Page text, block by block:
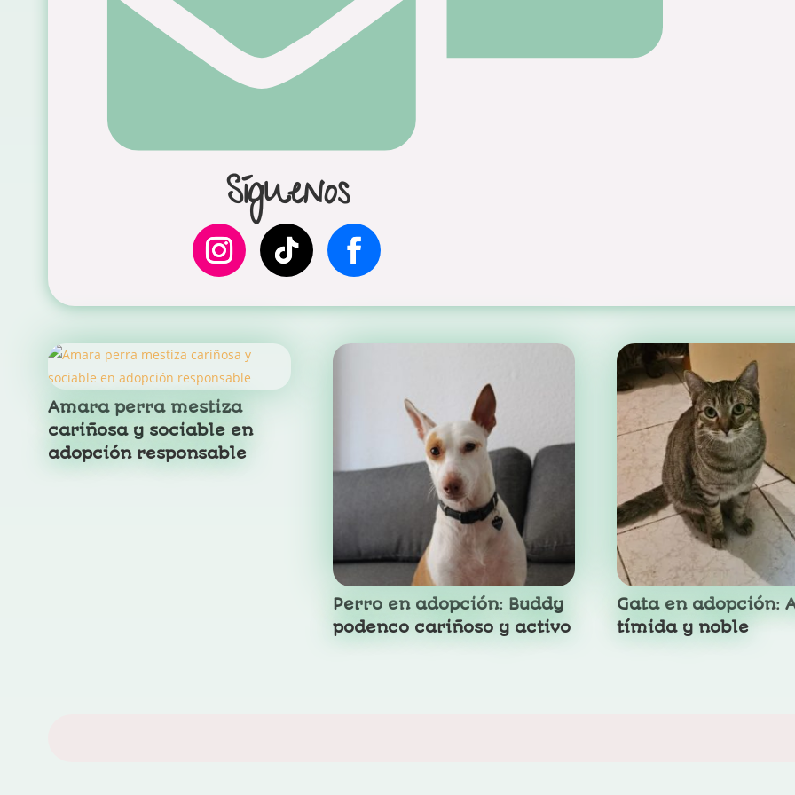
Síguenos
Amara perra mestiza
cariñosa y sociable en
adopción responsable
Perro en adopción: Buddy
podenco cariñoso y activo
Gata en adopción:
tímida y noble